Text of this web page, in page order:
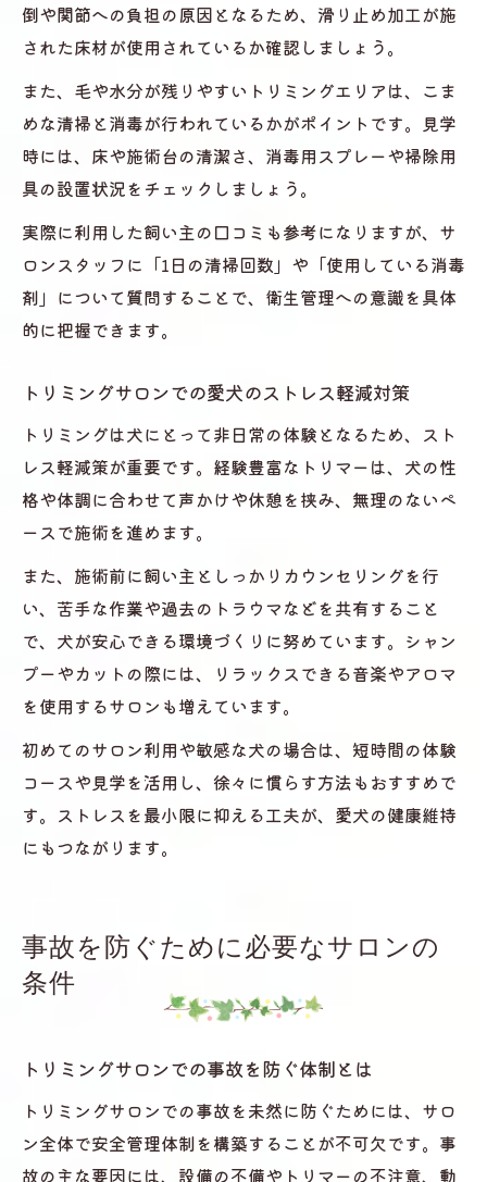
倒や関節への負担の原因となるため、滑り止め加工が施
された床材が使用されているか確認しましょう。
また、毛や水分が残りやすいトリミングエリアは、こま
めな清掃と消毒が行われているかがポイントです。見学
時には、床や施術台の清潔さ、消毒用スプレーや掃除用
具の設置状況をチェックしましょう。
実際に利用した飼い主の口コミも参考になりますが、サ
ロンスタッフに「1日の清掃回数」や「使用している消毒
剤」について質問することで、衛生管理への意識を具体
的に把握できます。
トリミングサロンでの愛犬のストレス軽減対策
トリミングは犬にとって非日常の体験となるため、スト
レス軽減策が重要です。経験豊富なトリマーは、犬の性
格や体調に合わせて声かけや休憩を挟み、無理のないペ
ースで施術を進めます。
また、施術前に飼い主としっかりカウンセリングを行
い、苦手な作業や過去のトラウマなどを共有すること
で、犬が安心できる環境づくりに努めています。シャン
プーやカットの際には、リラックスできる音楽やアロマ
を使用するサロンも増えています。
初めてのサロン利用や敏感な犬の場合は、短時間の体験
コースや見学を活用し、徐々に慣らす方法もおすすめで
す。ストレスを最小限に抑える工夫が、愛犬の健康維持
にもつながります。
事故を防ぐために必要なサロンの
条件
トリミングサロンでの事故を防ぐ体制とは
トリミングサロンでの事故を未然に防ぐためには、サロ
ン全体で安全管理体制を構築することが不可欠です。事
故の主な要因には、設備の不備やトリマーの不注意、動